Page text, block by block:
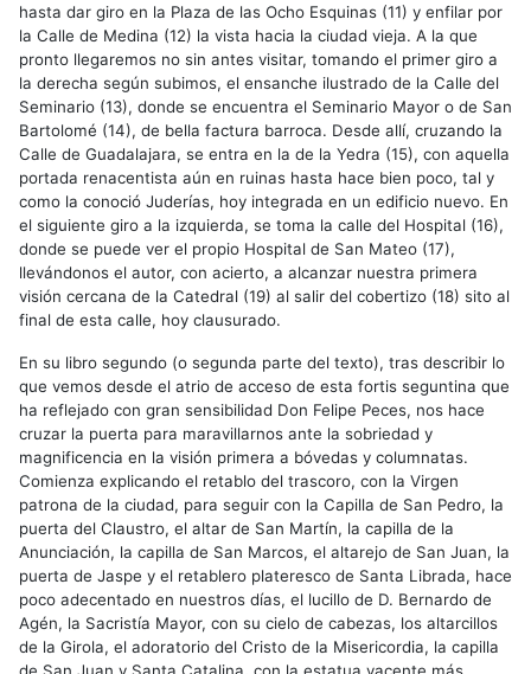
hasta dar giro en la Plaza de las Ocho Esquinas (11) y enfilar por
la Calle de Medina (12) la vista hacia la ciudad vieja. A la que
pronto llegaremos no sin antes visitar, tomando el primer giro a
la derecha según subimos, el ensanche ilustrado de la Calle del
Seminario (13), donde se encuentra el Seminario Mayor o de San
Bartolomé (14), de bella factura barroca. Desde allí, cruzando la
Calle de Guadalajara, se entra en la de la Yedra (15), con aquella
portada renacentista aún en ruinas hasta hace bien poco, tal y
como la conoció Juderías, hoy integrada en un edificio nuevo. En
el siguiente giro a la izquierda, se toma la calle del Hospital (16),
donde se puede ver el propio Hospital de San Mateo (17),
llevándonos el autor, con acierto, a alcanzar nuestra primera
visión cercana de la Catedral (19) al salir del cobertizo (18) sito al
final de esta calle, hoy clausurado.
En su libro segundo (o segunda parte del texto), tras describir lo
que vemos desde el atrio de acceso de esta fortis seguntina que
ha reflejado con gran sensibilidad Don Felipe Peces, nos hace
cruzar la puerta para maravillarnos ante la sobriedad y
magnificencia en la visión primera a bóvedas y columnatas.
Comienza explicando el retablo del trascoro, con la Virgen
patrona de la ciudad, para seguir con la Capilla de San Pedro, la
puerta del Claustro, el altar de San Martín, la capilla de la
Anunciación, la capilla de San Marcos, el altarejo de San Juan, la
puerta de Jaspe y el retablero plateresco de Santa Librada, hace
poco adecentado en nuestros días, el lucillo de D. Bernardo de
Agén, la Sacristía Mayor, con su cielo de cabezas, los altarcillos
de la Girola, el adoratorio del Cristo de la Misericordia, la capilla
de San Juan y Santa Catalina, con la estatua yacente más